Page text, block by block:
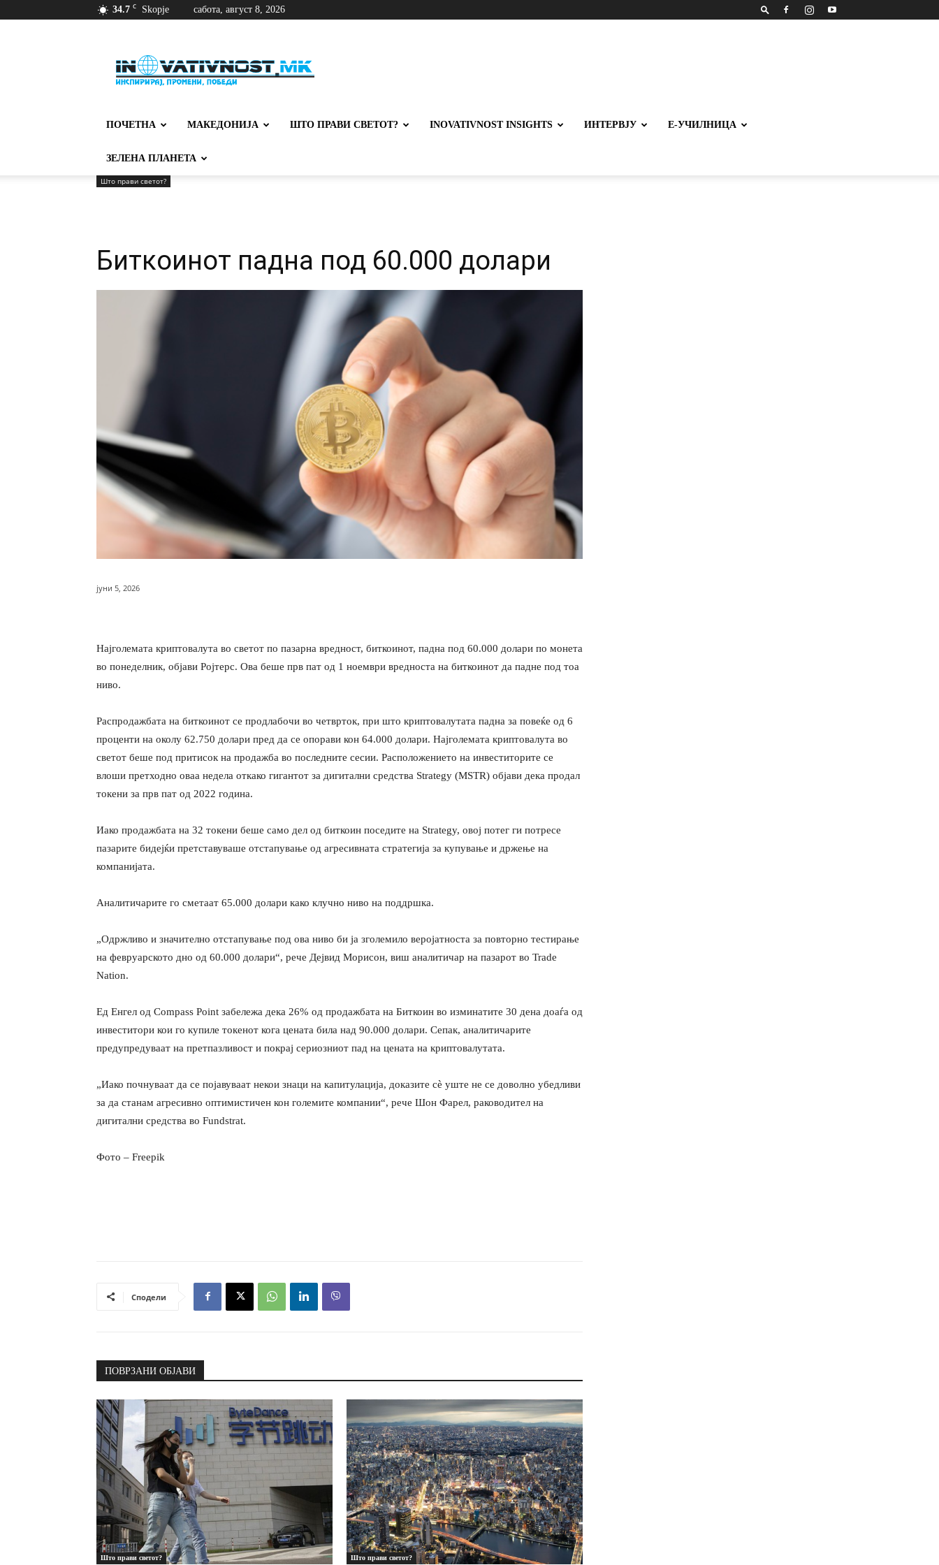
34.7 C Skopje сабота, август 8, 2026
ПОЧЕТНА МАКЕДОНИЈА ШТО ПРАВИ СВЕТОТ? INOVATIVNOST INSIGHTS ИНТЕРВЈУ Е-УЧИЛНИЦА
ЗЕЛЕНА ПЛАНЕТА
Што прави светот?
Биткоинот падна под 60.000 долари
јуни 5, 2026
Најголемата криптовалута во светот по пазарна вредност, биткоинот, падна под 60.000 долари по монета
во понеделник, објави Ројтерс. Ова беше прв пат од 1 ноември вредноста на биткоинот да падне под тоа
ниво.
Распродажбата на биткоинот се продлабочи во четврток, при што криптовалутата падна за повеќе од 6
проценти на околу 62.750 долари пред да се опорави кон 64.000 долари. Најголемата криптовалута во
светот беше под притисок на продажба во последните сесии. Расположението на инвеститорите се
влоши претходно оваа недела откако гигантот за дигитални средства Strategy (MSTR) објави дека продал
токени за прв пат од 2022 година.
Иако продажбата на 32 токени беше само дел од биткоин поседите на Strategy, овој потег ги потресе
пазарите бидејќи претставуваше отстапување од агресивната стратегија за купување и држење на
компанијата.
Аналитичарите го сметаат 65.000 долари како клучно ниво на поддршка.
„Одржливо и значително отстапување под ова ниво би ја зголемило веројатноста за повторно тестирање
на февруарското дно од 60.000 долари“, рече Дејвид Морисон, виш аналитичар на пазарот во Trade
Nation.
Ед Енгел од Compass Point забележа дека 26% од продажбата на Биткоин во изминатите 30 дена доаѓа од
инвеститори кои го купиле токенот кога цената била над 90.000 долари. Сепак, аналитичарите
предупредуваат на претпазливост и покрај сериозниот пад на цената на криптовалутата.
„Иако почнуваат да се појавуваат некои знаци на капитулација, доказите сè уште не се доволно убедливи
за да станам агресивно оптимистичен кон големите компании“, рече Шон Фарел, раководител на
дигитални средства во Fundstrat.
Фото – Freepik
Сподели
ПОВРЗАНИ ОБЈАВИ
Што прави светот? Што прави светот?